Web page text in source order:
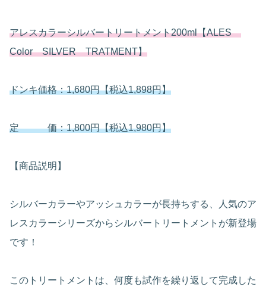
アレスカラーシルバートリートメント200ml【ALES
Color SILVER TRATMENT】
ドンキ価格：1,680円【税込1,898円】
定 価：1,800円【税込1,980円】
【商品説明】
シルバーカラーやアッシュカラーが長持ちする、人気のア
レスカラーシリーズからシルバートリートメントが新登場
です！
このトリートメントは、何度も試作を繰り返して完成した